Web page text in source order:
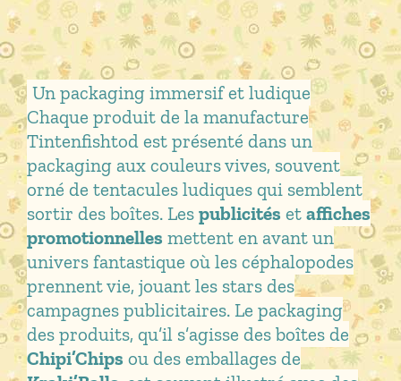
Un packaging immersif et ludique
Chaque produit de la manufacture
Tintenfishtod est présenté dans un
packaging aux couleurs vives, souvent
orné de tentacules ludiques qui semblent
sortir des boîtes. Les publicités et affiches
promotionnelles mettent en avant un
univers fantastique où les céphalopodes
prennent vie, jouant les stars des
campagnes publicitaires. Le packaging
des produits, qu’il s’agisse des boîtes de
Chipi’Chips ou des emballages de